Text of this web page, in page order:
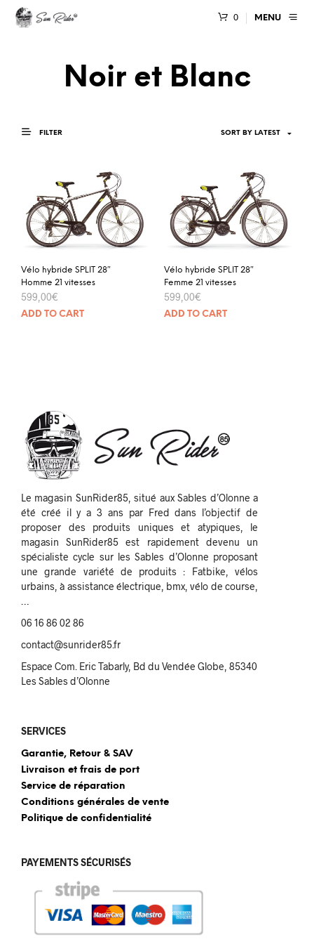
0 MENU
Noir et Blanc
FILTER
Vélo hybride SPLIT 28″
Homme 21 vitesses
599,00€
ADD TO CART
Vélo hybride SPLIT 28″
Femme 21 vitesses
599,00€
ADD TO CART
Le magasin SunRider85, situé aux Sables d’Olonne a
été créé il y a 3 ans par Fred dans l’objectif de
proposer des produits uniques et atypiques, le
magasin SunRider85 est rapidement devenu un
spécialiste cycle sur les Sables d’Olonne proposant
une grande variété de produits : Fatbike, vélos
urbains, à assistance électrique, bmx, vélo de course,
06 16 86 02 86
contact@sunrider85.fr
Espace Com. Eric Tabarly, Bd du Vendée Globe, 85340
Les Sables d’Olonne
SERVICES
Garantie, Retour & SAV
Livraison et frais de port
Service de réparation
Conditions générales de vente
Politique de confidentialité
PAYEMENTS SÉCURISÉS